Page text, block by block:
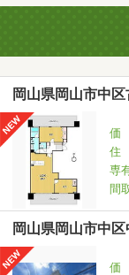
岡山県岡山市中
価
住
専
間
岡山県岡山市中
価